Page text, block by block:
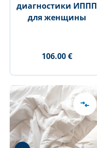
диагностики ИППП
для женщины
106.00 €